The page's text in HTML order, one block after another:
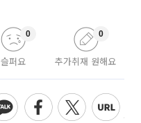
슬퍼요
0
추가취재 원해요
0